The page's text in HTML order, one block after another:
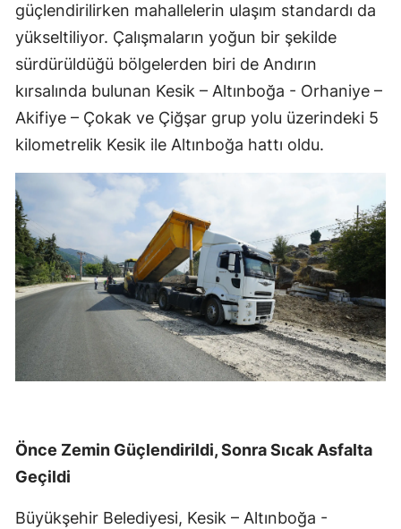
güçlendirilirken mahallelerin ulaşım standardı da
yükseltiliyor. Çalışmaların yoğun bir şekilde
sürdürüldüğü bölgelerden biri de Andırın
kırsalında bulunan Kesik – Altınboğa - Orhaniye –
Akifiye – Çokak ve Çiğşar grup yolu üzerindeki 5
kilometrelik Kesik ile Altınboğa hattı oldu.
Önce Zemin Güçlendirildi, Sonra Sıcak Asfalta
Geçildi
Büyükşehir Belediyesi, Kesik – Altınboğa -